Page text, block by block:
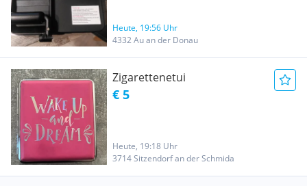
Heute, 19:56 Uhr
4332 Au an der Donau
Zigarettenetui
€ 5
Heute, 19:18 Uhr
3714 Sitzendorf an der Schmida